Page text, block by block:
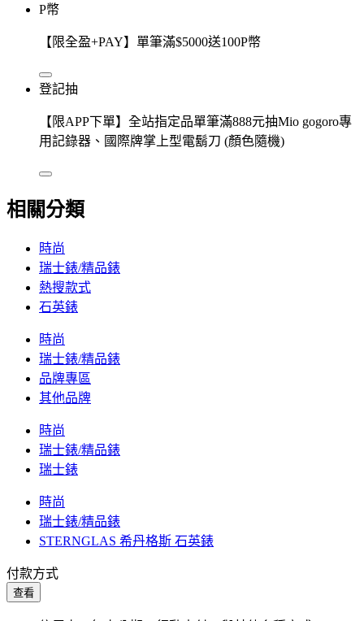
P幣
【限全盈+PAY】單筆滿$5000送100P幣
登記抽
【限APP下單】全站指定品單筆滿888元抽Mio gogoro專
用記錄器、國際牌掌上型電鬍刀 (顏色隨機)
相關分類
時尚
瑞士錶/精品錶
熱搜款式
石英錶
時尚
瑞士錶/精品錶
品牌專區
其他品牌
時尚
瑞士錶/精品錶
瑞士錶
時尚
瑞士錶/精品錶
STERNGLAS 希丹格斯 石英錶
付款方式
查看